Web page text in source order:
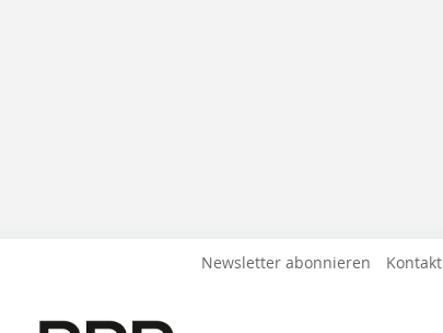
Newsletter abonnieren